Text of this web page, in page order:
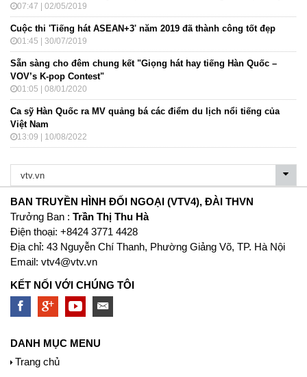
07:47 | 02/05/2019
Cuộc thi 'Tiếng hát ASEAN+3' năm 2019 đã thành công tốt đẹp
01:45 | 30/07/2019
Sẵn sàng cho đêm chung kết "Giọng hát hay tiếng Hàn Quốc –
VOV’s K-pop Contest"
01:05 | 08/01/2020
Ca sỹ Hàn Quốc ra MV quảng bá các điểm du lịch nổi tiếng của
Việt Nam
13:09 | 10/08/2022
BAN TRUYỀN HÌNH ĐỐI NGOẠI (VTV4), ĐÀI THVN
Trưởng Ban : Trần Thị Thu Hà
Ðiện thoại: +8424 3771 4428
Địa chỉ: 43 Nguyễn Chí Thanh, Phường Giảng Võ, TP. Hà Nội
Email: vtv4@vtv.vn
KẾT NỐI VỚI CHÚNG TÔI
DANH MỤC MENU
Trang chủ